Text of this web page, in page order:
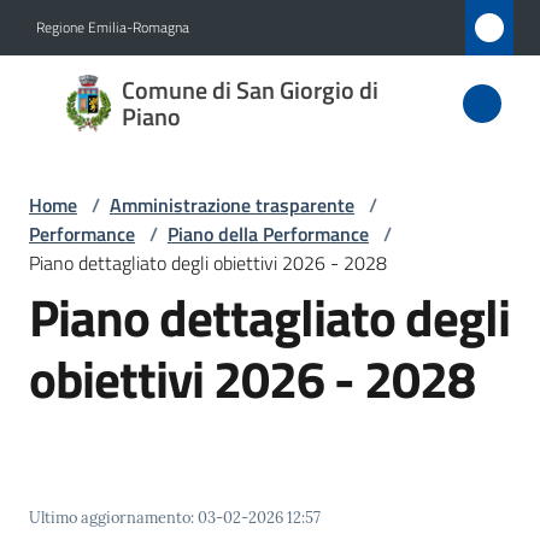
Regione Emilia-Romagna
Comune di San Giorgio di
Piano
Comune
di San
di Piano
Amministrazione
Menu selezionato
Novità
San
Home / Amministrazione trasparente /
Performance / Piano della Performance /
Piano dettagliato degli obiettivi 2026 - 2028
Piano dettagliato degli
obiettivi 2026 - 2028
Ultimo aggiornamento:03-02-2026 12:57